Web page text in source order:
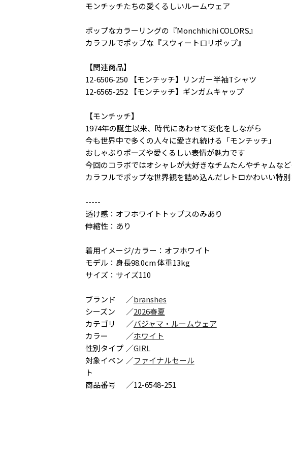
モンチッチたちの愛くるしいルームウェア
ポップなカラーリングの『Monchhichi COLORS』
カラフルでポップな『スウィートロリポップ』
【関連商品】
12-6506-250 【モンチッチ】リンガー半袖Tシャツ
12-6565-252 【モンチッチ】ギンガムキャップ
【モンチッチ】
1974年の誕生以来、時代にあわせて変化をしながら
今も世界中で多くの人々に愛され続ける「モンチッチ」
おしゃぶりポーズや愛くるしい表情が魅力です
今回のコラボではオシャレが大好きなチムたんやチャムな
カラフルでポップな世界観を詰め込んだレトロかわいい特
-----
透け感：オフホワイトトップスのみあり
伸縮性：あり
着用イメージ/カラー：オフホワイト
モデル：身長98.0cm 体重13kg
サイズ：サイズ110
ブランド ／branshes
シーズン
／2026春夏
カテゴリ
／パジャマ・ルームウェア
カラー
／ホワイト
性別タイプ ／GIRL
対象イベン
ト
／ファイナルセール
商品番号 ／12-6548-251